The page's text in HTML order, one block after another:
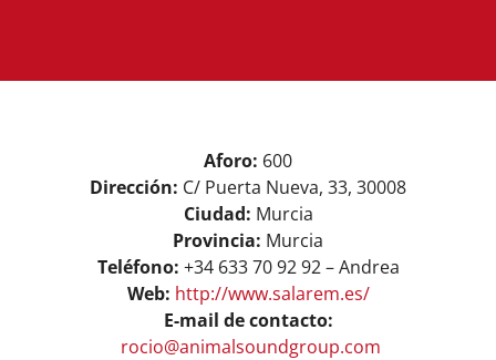
ASOCIARSE + INFO
View
Larger
Image
Aforo: 600
Dirección: C/ Puerta Nueva, 33, 30008
Ciudad: Murcia
Provincia: Murcia
Teléfono: +34 633 70 92 92 – Andrea
Web: http://www.salarem.es/
E-mail de contacto:
rocio@animalsoundgroup.com